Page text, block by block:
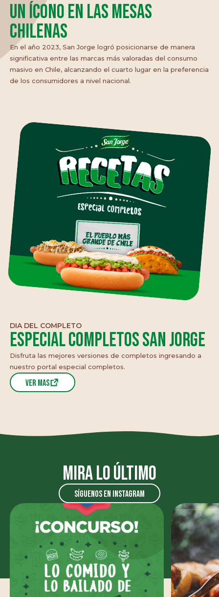
Un ícono en las mesas
chilenas
En el año 2023, San Jorge logró posicionarse de manera
significativa entre las marcas más valoradas del consumo
masivo en Chile, alcanzando el cuarto lugar en la preferencia
de los consumidores a nivel nacional.
DIA DEL COMPLETO
Especial Completos San Jorge
Disfruta las mejores versiones de completos ingresando a
nuestro portal especial completos.
Ver mas
Mira lo último
síguenos en instagram